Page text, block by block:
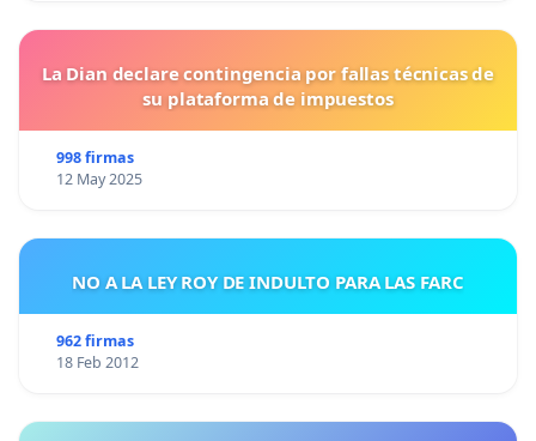
La Dian declare contingencia por fallas técnicas de
su plataforma de impuestos
998 firmas
12 May 2025
NO A LA LEY ROY DE INDULTO PARA LAS FARC
962 firmas
18 Feb 2012